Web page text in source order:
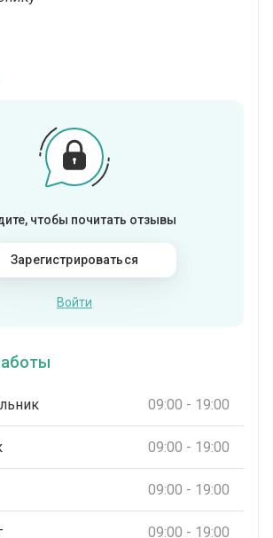
чтобы почитать отзывы
Зарегистрироваться
Войти
09:00 - 19:00
09:00 - 19:00
09:00 - 19:00
09:00 - 19:00